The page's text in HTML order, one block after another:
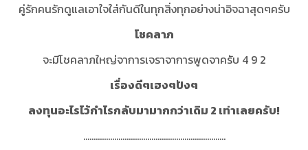
คู่รักคนรักดูแลเอาใจใส่กันดีในทุกสิ่งทุกอย่างน่าอิจฉาสุดๆครับ
โชคลาภ
จะมีโชคลาภใหญ่จาการเจราจาการพูดจาครับ 4 9 2
เรื่องดีๆเฮงๆปังๆ
ลงทุนอะไรไว้กำไรกลับมามากกว่าเดิม 2 เท่าเลยครับ!
.....................................................................